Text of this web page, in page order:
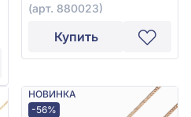
(арт. 880023)
Купить
НОВИНКА
-56%